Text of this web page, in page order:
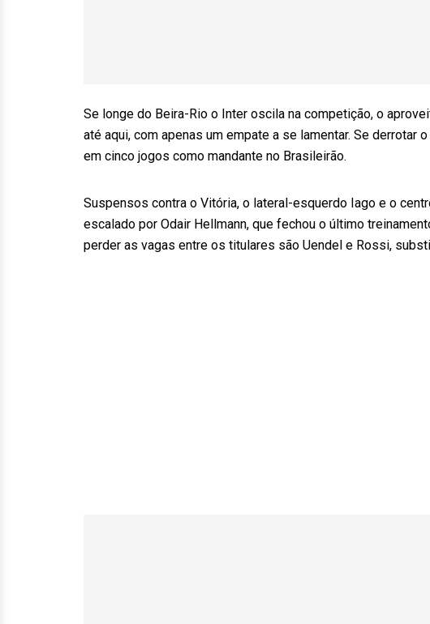
Se longe do Beira-Rio o Inter oscila na competição, o
até aqui, com apenas um empate a se lamentar. Se derrotar
em cinco jogos como mandante no Brasileirão.
Suspensos contra o Vitória, o lateral-esquerdo Iago e o
escalado por Odair Hellmann, que fechou o último
perder as vagas entre os titulares são Uendel e Rossi,